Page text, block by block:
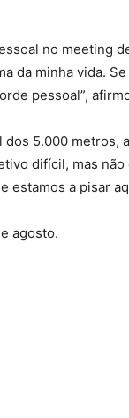
no meeting
da minha vida.
pessoal”,
5.000 metros,
difícil, mas
estamos a pisar
agosto.